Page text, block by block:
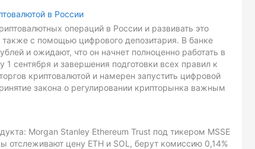
в России
операций в России и развивать это
с помощью цифрового депозитария. В банке
и ожидают, что он начнет полноценно работать в
1 сентября и завершения подготовки всех правил к
криптовалютой и намерен запустить цифровой
закона о регулировании крипторынка важным
Morgan Stanley Ethereum Trust под тикером MSSE
отслеживают цену ETH и SOL, берут комиссию 0,14%